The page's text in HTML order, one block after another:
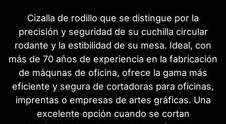
Cizalla de rodillo que se distingue por la
precisión y seguridad de su cuchilla circular
rodante y la estibilidad de su mesa. Ideal, con
más de 70 años de experiencia en la fabricación
de máqunas de oficina, ofrece la gama más
eficiente y segura de cortadoras para oficinas,
imprentas o empresas de artes gráficas. Una
excelente opción cuando se cortan